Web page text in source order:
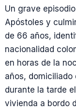
Un grave
Apóstoles y
de 66 años,
nacionalidad
en horas de la
años, domiciliado
durante la tarde
vivienda a bordo